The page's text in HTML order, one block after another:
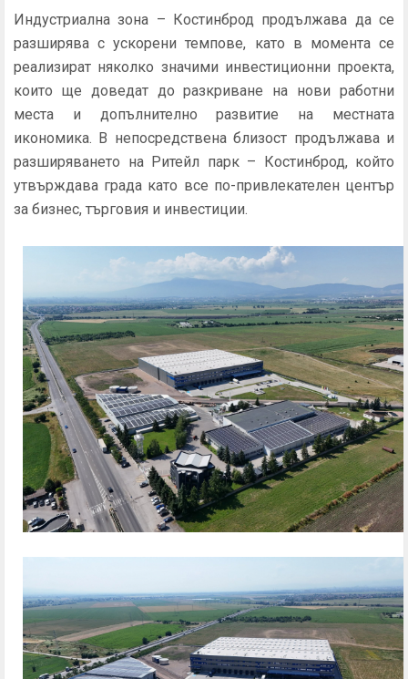
Индустриална зона – Костинброд продължава да се
разширява с ускорени темпове, като в момента се
реализират няколко значими инвестиционни проекта,
които ще доведат до разкриване на нови работни
места и допълнително развитие на местната
икономика. В непосредствена близост продължава и
разширяването на Ритейл парк – Костинброд, който
утвърждава града като все по-привлекателен център
за бизнес, търговия и инвестиции.